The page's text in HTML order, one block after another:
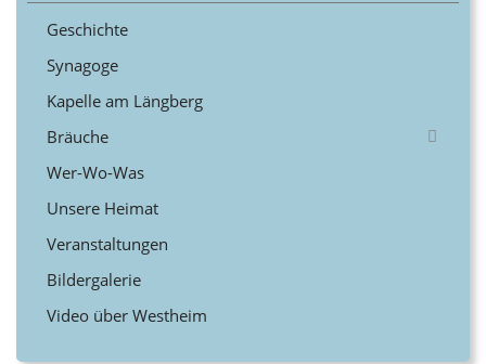
Geschichte
Synagoge
Kapelle am Längberg
Bräuche
Wer-Wo-Was
Unsere Heimat
Veranstaltungen
Bildergalerie
Video über Westheim